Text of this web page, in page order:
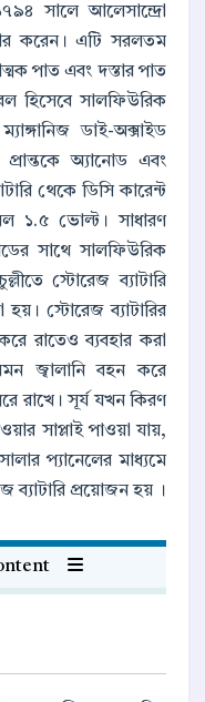
সালে আলেসান্দ্রো
করেন। এটি সরলতম
পাত এবং দস্তার পাত
হিসেবে সালফিউরিক
ডাই-অক্সাইড
প্রান্তকে অ্যানোড এবং
থেকে ডিসি কারেন্ট
১.৫ ভোল্ট। সাধারণ
সাথে সালফিউরিক
স্টোরেজ ব্যাটারি
হয়। স্টোরেজ ব্যাটারির
রাতেও ব্যবহার করা
জ্বালানি বহন করে
রাখে। সূর্য যখন কিরণ
সাপ্লাই পাওয়া যায়,
প্যানেলের মাধ্যমে
ব্যাটারি প্রয়োজন হয় ।